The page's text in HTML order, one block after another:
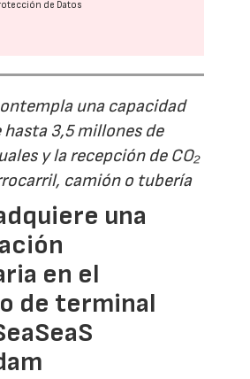
de Datos
una capacidad
hasta 3,5 millones de
y la recepción de CO₂
camión o tubería
una
en el
de terminal